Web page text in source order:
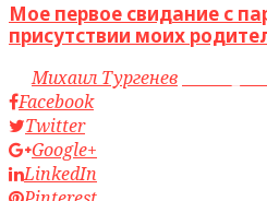
Мое первое свидание с
присутствии моих
byМихаил Тургенев
Facebook
Twitter
Google+
LinkedIn